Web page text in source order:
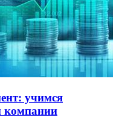
учимся
компании